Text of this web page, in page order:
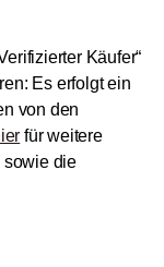
Käufer“
Es erfolgt ein
von den
für weitere
sowie die